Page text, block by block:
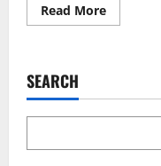
Read MoreRead
more
in
Kamera
Eine
SEARCH